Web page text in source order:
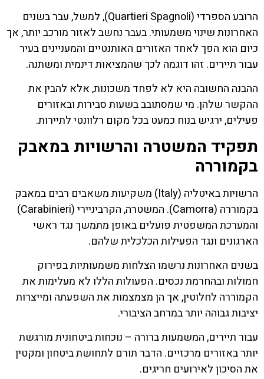
הרובע הספרדי (Quartieri Spagnoli), למשל, עבר בשנים
האחרונות שינוי משמעותי. בעבר נחשב לאזור מורכב יותר, אך
כיום הוא הפך לאחד האזורים האותנטיים והמעניינים בעיר
עבור תיירים. זהו דוגמה לכך שהמציאות דינמית ומשתנה.
ההבנה החשובה היא לא לפחד משכונות, אלא להבין את
ההקשר שלהן. מי שמסתובב בשעות סבירות ובאזורים
פעילים, ירגיש בנוח כמעט בכל מקום רלוונטי לתיירות.
תפקיד המשטרה והרשויות במאבק
בקמוררה
הרשויות באיטליה (Italy) משקיעות משאבים רבים במאבק
בקמוררה (Camorra). המשטרה, הקרביניירי (Carabinieri)
והמערכת המשפטית פועלים באופן מתמשך נגד ראשי
הארגונים ונגד הפעילות הכלכלית שלהם.
בשנים האחרונות נרשמו הצלחות משמעותיות בפירוק
חמולות ובהחרמת נכסים. הפעולות הללו לא מעלימות את
הקמוררה לחלוטין, אך הן מצמצמות את השפעתה ומייצרות
יציבות גבוהה יותר במרחב הציבורי.
עבור תיירים, המשמעות ברורה – נוכחות ביטחונית מורגשת
יותר באזורים מרכזיים. הדבר תורם לתחושת ביטחון ומקטין
את הסיכון לאירועים חריגים.